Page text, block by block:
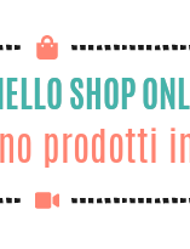
SHOP
prodotti